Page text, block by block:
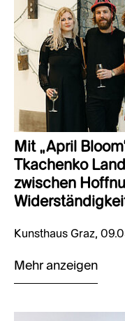
Mit „April
Tkachenko
zwischen
Kunsthaus Graz,
Mehr anzeigen